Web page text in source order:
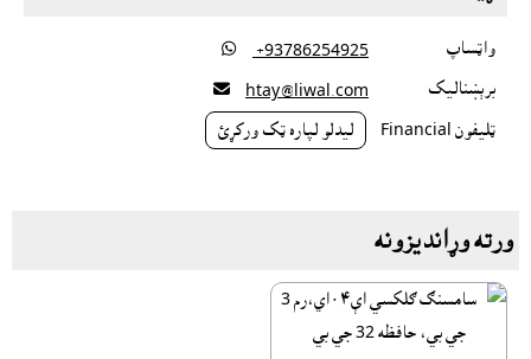
واټساپ ‎ +93786254925

برېښناليک htay@liwal.com

ټليفون Financial ليدلو لپاره ټک ورکړئ
ورته وړانديزونه